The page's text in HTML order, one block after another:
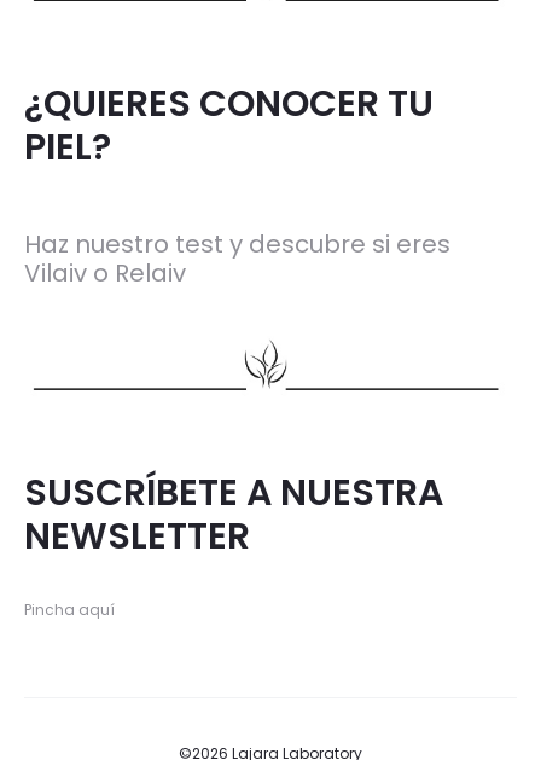
¿QUIERES CONOCER TU
PIEL?
Haz nuestro test y descubre si eres
Vilaiv o Relaiv
SUSCRÍBETE A NUESTRA
NEWSLETTER
Pincha aquí
©2026 Lajara Laboratory